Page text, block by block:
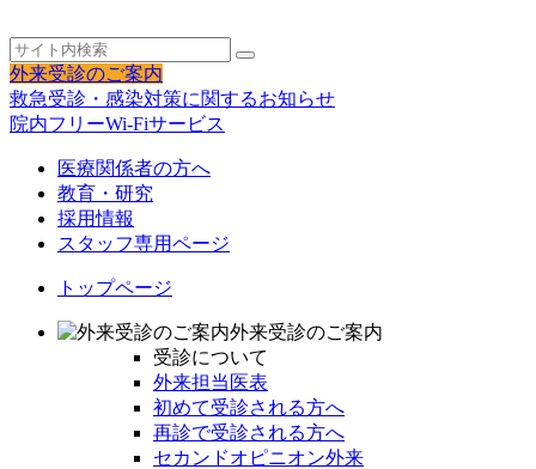
外来受診のご案内
救急受診・感染対策に関するお知らせ
院内フリーWi-Fiサービス
医療関係者の方へ
教育・研究
採用情報
スタッフ専用ページ
トップページ
外来受診のご案内
受診について
外来担当医表
初めて受診される方へ
再診で受診される方へ
セカンドオピニオン外来